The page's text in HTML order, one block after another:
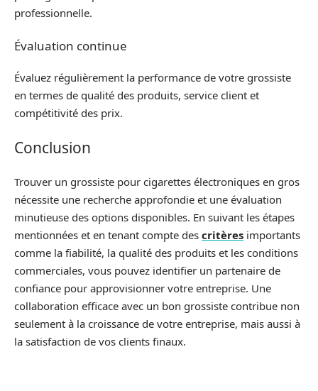
professionnelle.
Évaluation continue
Évaluez régulièrement la performance de votre grossiste
en termes de qualité des produits, service client et
compétitivité des prix.
Conclusion
Trouver un grossiste pour cigarettes électroniques en gros
nécessite une recherche approfondie et une évaluation
minutieuse des options disponibles. En suivant les étapes
mentionnées et en tenant compte des critères importants
comme la fiabilité, la qualité des produits et les conditions
commerciales, vous pouvez identifier un partenaire de
confiance pour approvisionner votre entreprise. Une
collaboration efficace avec un bon grossiste contribue non
seulement à la croissance de votre entreprise, mais aussi à
la satisfaction de vos clients finaux.